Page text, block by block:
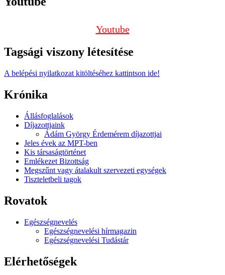
Youtube
Tagsági viszony létesítése
A belépési nyilatkozat kitöltéséhez kattintson ide!
Krónika
Állásfoglalások
Díjazottjaink
Ádám György Érdemérem díjazottjai
Jeles évek az MPT-ben
Kis társaságtörténet
Emlékezet Bizottság
Megszűnt vagy átalakult szervezeti egységek
Tiszteletbeli tagok
Rovatok
Egészségnevelés
Egészségnevelési hírmagazin
Egészségnevelési Tudástár
Elérhetőségek